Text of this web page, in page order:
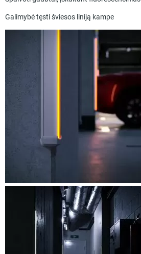
Galimybė tęsti šviesos liniją kampe